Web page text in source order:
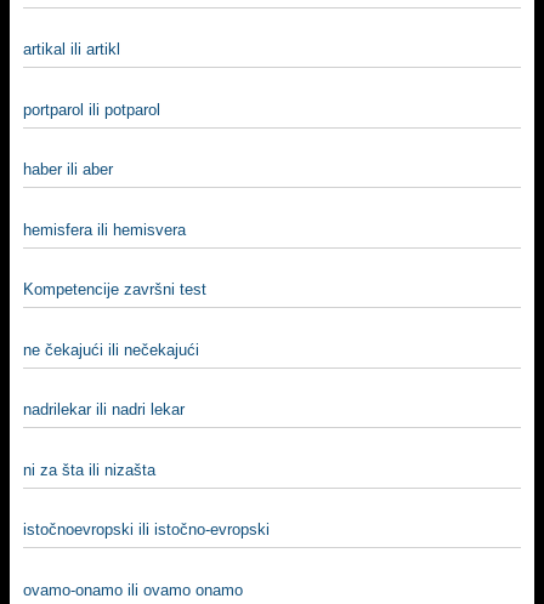
artikal ili artikl
portparol ili potparol
haber ili aber
hemisfera ili hemisvera
Kompetencije završni test
ne čekajući ili nečekajući
nadrilekar ili nadri lekar
ni za šta ili nizašta
istočnoevropski ili istočno-evropski
ovamo-onamo ili ovamo onamo